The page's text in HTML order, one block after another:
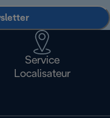
Service
Localisateur